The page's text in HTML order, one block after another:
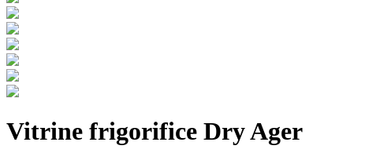
Vitrine frigorifice Dry Ager